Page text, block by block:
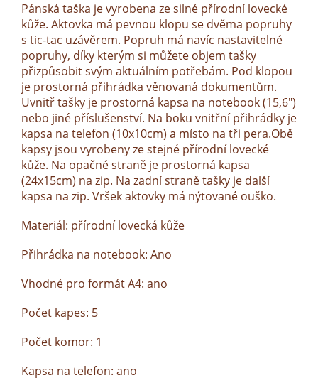
Pánská taška je vyrobena ze silné přírodní lovecké
kůže. Aktovka má pevnou klopu se dvěma popruhy
s tic-tac uzávěrem. Popruh má navíc nastavitelné
popruhy, díky kterým si můžete objem tašky
přizpůsobit svým aktuálním potřebám. Pod klopou
je prostorná přihrádka věnovaná dokumentům.
Uvnitř tašky je prostorná kapsa na notebook (15,6")
nebo jiné příslušenství. Na boku vnitřní přihrádky je
kapsa na telefon (10x10cm) a místo na tři pera.Obě
kapsy jsou vyrobeny ze stejné přírodní lovecké
kůže. Na opačné straně je prostorná kapsa
(24x15cm) na zip. Na zadní straně tašky je další
kapsa na zip. Vršek aktovky má nýtované ouško.
Materiál: přírodní lovecká kůže
Přihrádka na notebook: Ano
Vhodné pro formát A4: ano
Počet kapes: 5
Počet komor: 1
Kapsa na telefon: ano